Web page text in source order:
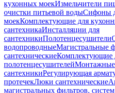
кухонных моекИзмельчители
очистки питьевой водыСифоны
моекКомплектующие для
сантехникаИнсталляции для
сантехникиПолотенцесушители
водопроводныеМагистральные
сантехническиеКомплектующие
полотенцесушителейМонтажные
сантехникиРегулирующая
протечекЛюки сантехнические
магистральных фильтров, систем